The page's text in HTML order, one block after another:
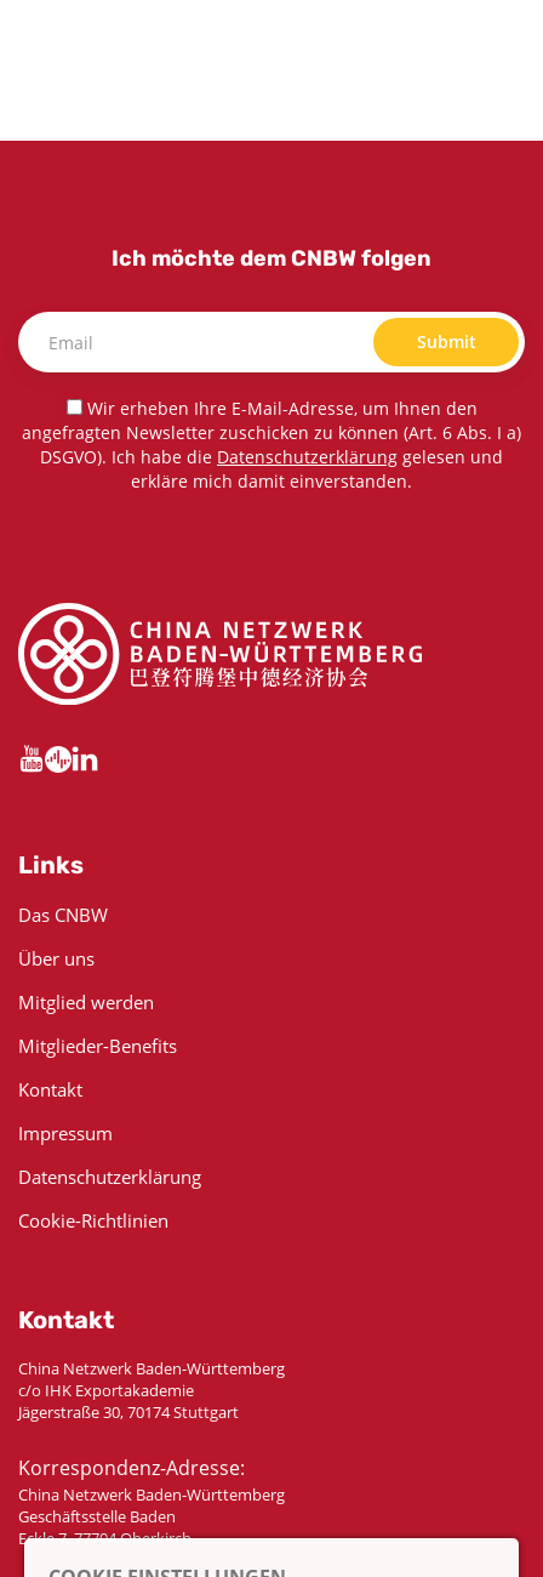
Ich möchte dem CNBW folgen
Submit
Wir erheben Ihre E-Mail-Adresse, um Ihnen den
angefragten Newsletter zuschicken zu können (Art. 6 Abs. I a)
DSGVO). Ich habe die Datenschutzerklärung gelesen und
erkläre mich damit einverstanden.
Links
Das CNBW
Über uns
Mitglied werden
Mitglieder-Benefits
Kontakt
Impressum
Datenschutzerklärung
Cookie-Richtlinien
Kontakt
China Netzwerk Baden-Württemberg
c/o IHK Exportakademie
Jägerstraße 30, 70174 Stuttgart
Korrespondenz-Adresse:
China Netzwerk Baden-Württemberg
Geschäftsstelle Baden
Eckle 7, 77704 Oberkirch